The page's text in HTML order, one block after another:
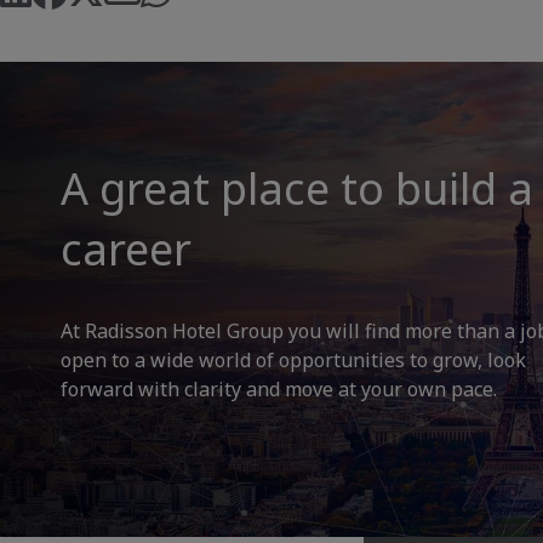
A great place to build a
career
At Radisson Hotel Group you will find more than a
open to a wide world of opportunities to grow, look
forward with clarity and move at your own pace.